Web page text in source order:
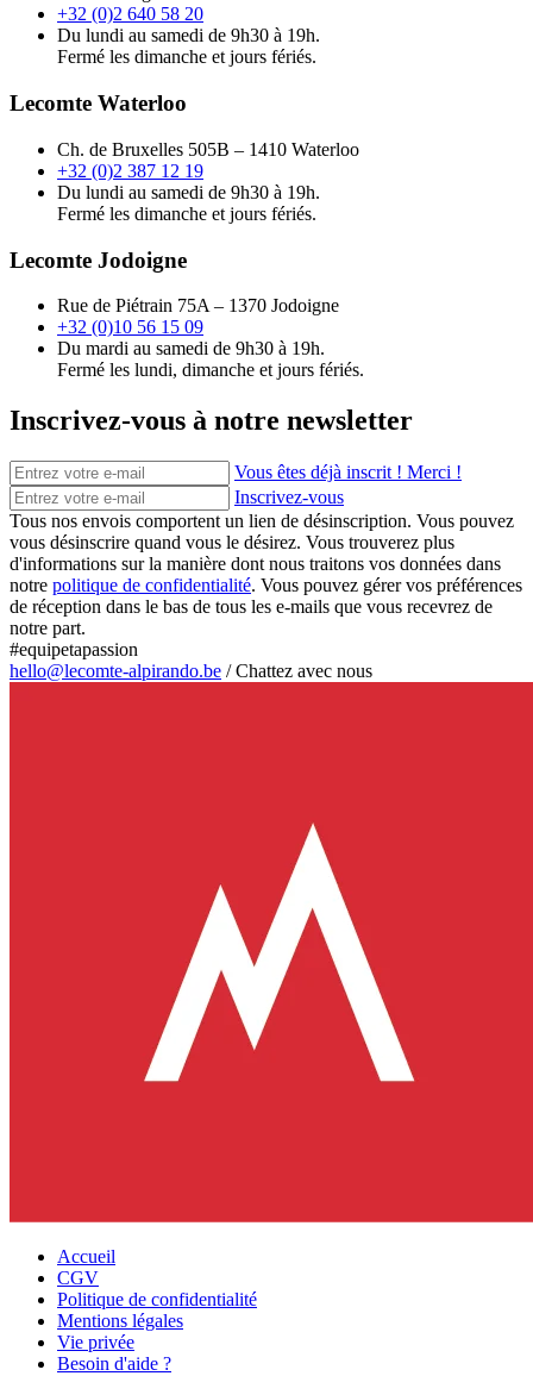
+32 (0)2 640 58 20
Du lundi au samedi de 9h30 à 19h.
Fermé les dimanche et jours fériés.
Lecomte Waterloo
Ch. de Bruxelles 505B – 1410 Waterloo
+32 (0)2 387 12 19
Du lundi au samedi de 9h30 à 19h.
Fermé les dimanche et jours fériés.
Lecomte Jodoigne
Rue de Piétrain 75A – 1370 Jodoigne
+32 (0)10 56 15 09
Du mardi au samedi de 9h30 à 19h.
Fermé les lundi, dimanche et jours fériés.
Inscrivez-vous à notre newsletter
Vous êtes déjà inscrit ! Merci !
Inscrivez-vous
Tous nos envois comportent un lien de désinscription. Vous pouvez
vous désinscrire quand vous le désirez. Vous trouverez plus
d'informations sur la manière dont nous traitons vos données dans
notre politique de confidentialité. Vous pouvez gérer vos préférences
de réception dans le bas de tous les e-mails que vous recevrez de
notre part.
#equipetapassion
hello@lecomte-alpirando.be /Chattez avec nous
Accueil
CGV
Politique de confidentialité
Mentions légales
Vie privée
Besoin d'aide ?